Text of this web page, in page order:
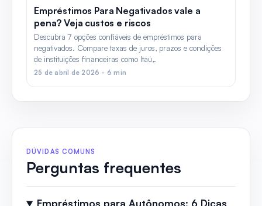
Empréstimos Para Negativados vale a
pena? Veja custos e riscos
Descubra 7 opções confiáveis de empréstimos para
negativados. Compare taxas de juros, prazos e condições
de instituições financeiras como Itaú,.
25 de abril de 2026 - 6 min
DÚVIDAS COMUNS
Perguntas frequentes
Empréstimos para Autônomos: 6 Dicas